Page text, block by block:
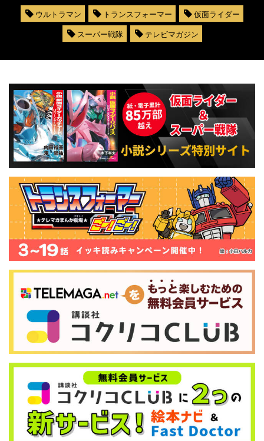
ウルトラマン トランスフォーマー
仮面ライダー
スーパー戦隊
テレビマガジン